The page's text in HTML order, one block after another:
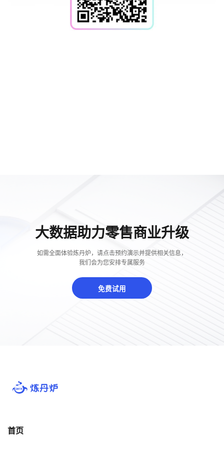
大数据助力零售商业升级
如需全面体验炼丹炉，请点击预约演示并提供相关信息，
我们会为您安排专属服务
免费试用
首页